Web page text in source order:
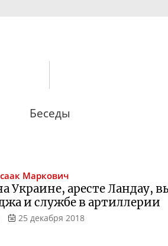
Беседы
Маркович
Украине, аресте
и службе в артиллерии
25 декабря 2018